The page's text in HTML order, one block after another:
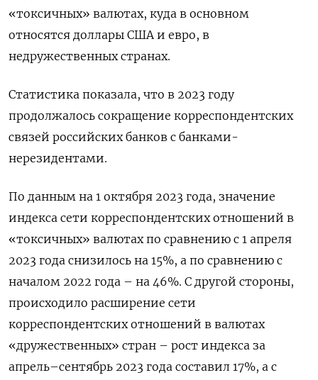
«токсичных» валютах, куда в основном
относятся доллары США и евро, в
недружественных странах.
Статистика показала, что в 2023 году
продолжалось сокращение корреспондентских
связей российских банков с банками-
нерезидентами.
По данным на 1 октября 2023 года, значение
индекса сети корреспондентских отношений в
«токсичных» валютах по сравнению с 1 апреля
2023 года снизилось на 15%, а по сравнению с
началом 2022 года – на 46%. С другой стороны,
происходило расширение сети
корреспондентских отношений в валютах
«дружественных» стран – рост индекса за
апрель–сентябрь 2023 года составил 17%, а с